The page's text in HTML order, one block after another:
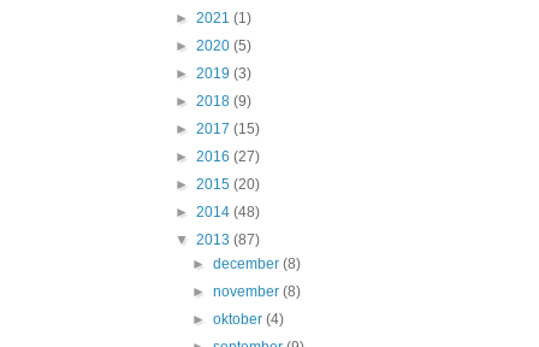
► 2021 (1)
► 2020 (5)
► 2019 (3)
► 2018 (9)
► 2017 (15)
► 2016 (27)
► 2015 (20)
► 2014 (48)
▼ 2013 (87)
►december(8)
►november(8)
►oktober(4)